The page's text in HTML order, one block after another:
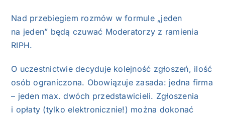
Nad przebiegiem rozmów w formule „jeden
na jeden” będą czuwać Moderatorzy z ramienia
RIPH.
O uczestnictwie decyduje kolejność zgłoszeń, ilość
osób ograniczona. Obowiązuje zasada: jedna firma
– jeden max. dwóch przedstawicieli. Zgłoszenia
i opłaty (tylko elektronicznie!) można dokonać